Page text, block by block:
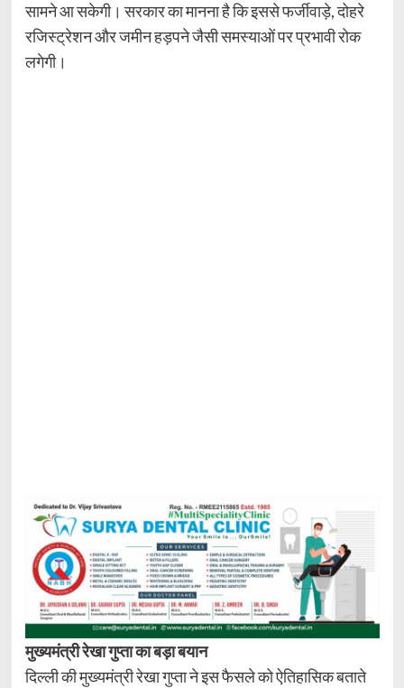
सामने आ सकेगी। सरकार का मानना है कि इससे फर्जीवाड़े, दोहरे
रजिस्ट्रेशन और जमीन हड़पने जैसी समस्याओं पर प्रभावी रोक
लगेगी।
मुख्यमंत्री रेखा गुप्ता का बड़ा बयान
दिल्ली की मुख्यमंत्री रेखा गुप्ता ने इस फैसले को ऐतिहासिक बताते